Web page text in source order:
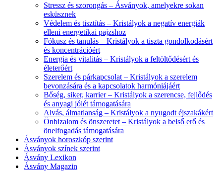
Stressz és szorongás – Ásványok, amelyekre sokan
esküsznek
Védelem és tisztítás – Kristályok a negatív energiák
elleni energetikai pajzshoz
Fókusz és tanulás – Kristályok a tiszta gondolkodásért
és koncentrációért
Energia és vitalitás – Kristályok a feltöltődésért és
életerőért
Szerelem és párkapcsolat – Kristályok a szerelem
bevonzására és a kapcsolatok harmóniájáért
Bőség, siker, karrier – Kristályok a szerencse, fejlődés
és anyagi jólét támogatására
Alvás, álmatlanság – Kristályok a nyugodt éjszakákért
Önbizalom és önszeretet – Kristályok a belső erő és
önelfogadás támogatására
Ásványok horoszkóp szerint
Ásványok színek szerint
Ásvány Lexikon
Ásvány Magazin